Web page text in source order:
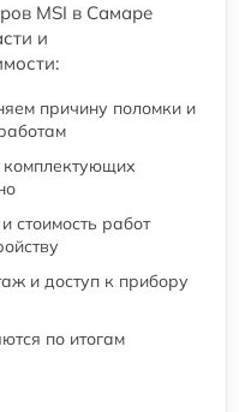
MSI в Самаре
и
причину поломки и
комплектующих
стоимость работ
и доступ к прибору
по итогам